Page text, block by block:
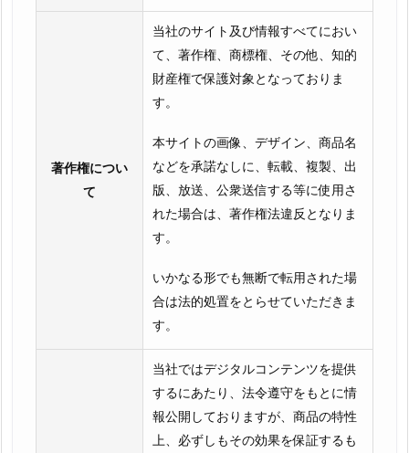
著作権につい
て
当社のサイト及び情報すべてにおい
て、著作権、商標権、その他、知的
財産権で保護対象となっておりま
す。
本サイトの画像、デザイン、商品名
などを承諾なしに、転載、複製、出
版、放送、公衆送信する等に使用さ
れた場合は、著作権法違反となりま
す。
いかなる形でも無断で転用された場
合は法的処置をとらせていただきま
す。
当社ではデジタルコンテンツを提供
するにあたり、法令遵守をもとに情
報公開しておりますが、商品の特性
上、必ずしもその効果を保証するも